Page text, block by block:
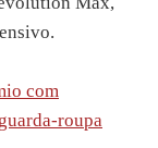
com
roupa